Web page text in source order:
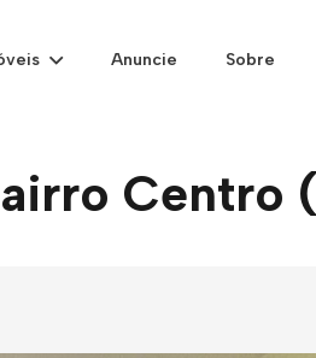
Anuncie Sobre
Centro